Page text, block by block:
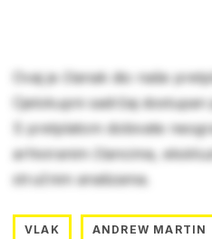
Ovaj je članak dio naše
Cjelokupni sadržaj
S pretplatom dobivate
arhiviranim člancima,
stručnim analizama.
VLAK ANDREW MARTIN